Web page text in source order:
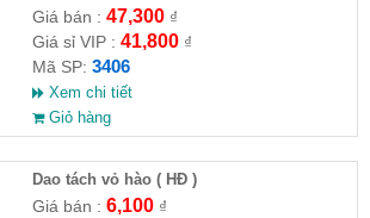
Giá bán : 47,300₫
Giá sỉ VIP : 41,800₫
Mã SP: 3406
Xem chi tiết
Giỏ hàng
Dao tách vỏ hào ( HĐ )
Giá bán : 6,100₫